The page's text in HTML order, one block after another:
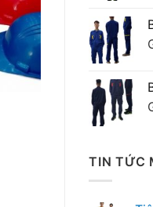
TIN TỨC